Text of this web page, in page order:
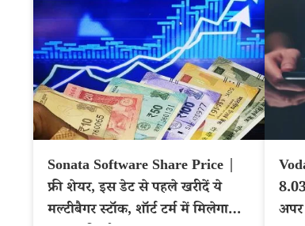
Sonata Software Share Price |
फ्री शेयर, इस डेट से पहले खरीदें ये
मल्टीबैगर स्टॉक, शॉर्ट टर्म में मिलेगा
अपर